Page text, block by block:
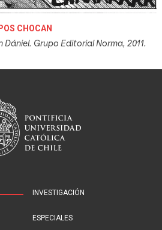
CHOCAN
Grupo Editorial Norma, 2011.
INVESTIGACIÓN
ESPECIALES